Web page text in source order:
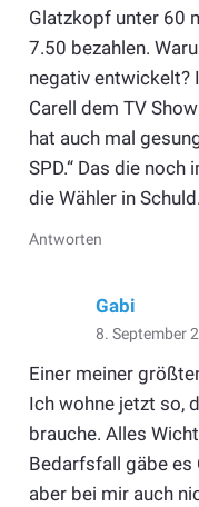
Glatzkopf unter 60
7.50 bezahlen.
negativ entwickelt?
Carell dem TV
hat auch mal
SPD.“ Das die
die Wähler in Schuld.
Antworten
Gabi
8. September
Einer meiner
Ich wohne jetzt so,
brauche. Alles
Bedarfsfall gäbe es
aber bei mir auch